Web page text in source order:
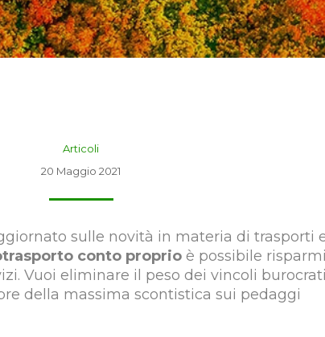
Articoli
20 Maggio 2021
sulle novità in materia di trasporti
conto proprio è possibile
Vuoi eliminare il peso dei vincoli
della massima scontistica sui pedaggi